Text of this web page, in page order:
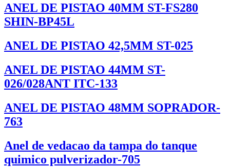
ANEL DE PISTAO 40MM ST-FS280
SHIN-BP45L
ANEL DE PISTAO 42,5MM ST-025
ANEL DE PISTAO 44MM ST-
026/028ANT ITC-133
ANEL DE PISTAO 48MM SOPRADOR-
763
Anel de vedacao da tampa do tanque
quimico pulverizador-705